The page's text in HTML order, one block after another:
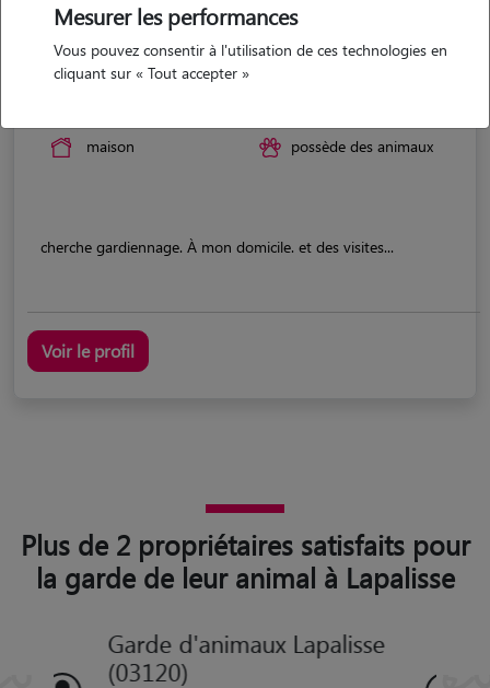
Amandine
maison possède des animaux
cherche gardiennage. À mon domicile. et des visites...
Voir le profil
Plus de 2 propriétaires satisfaits pour
la garde de leur animal à Lapalisse
Garde d'animaux Lapalisse
(03120)
Mesurer les performances
Vous pouvez consentir à l'utilisation de ces technologies en
cliquant sur « Tout accepter »